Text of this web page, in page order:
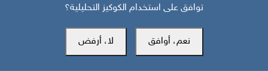
حرب أهلية محتملة إذا استمر القمع السعودي لجنوب اليمن
توافق على استخدام الكوكيز التحليلية؟
نعم، أوافق لا، أرفض